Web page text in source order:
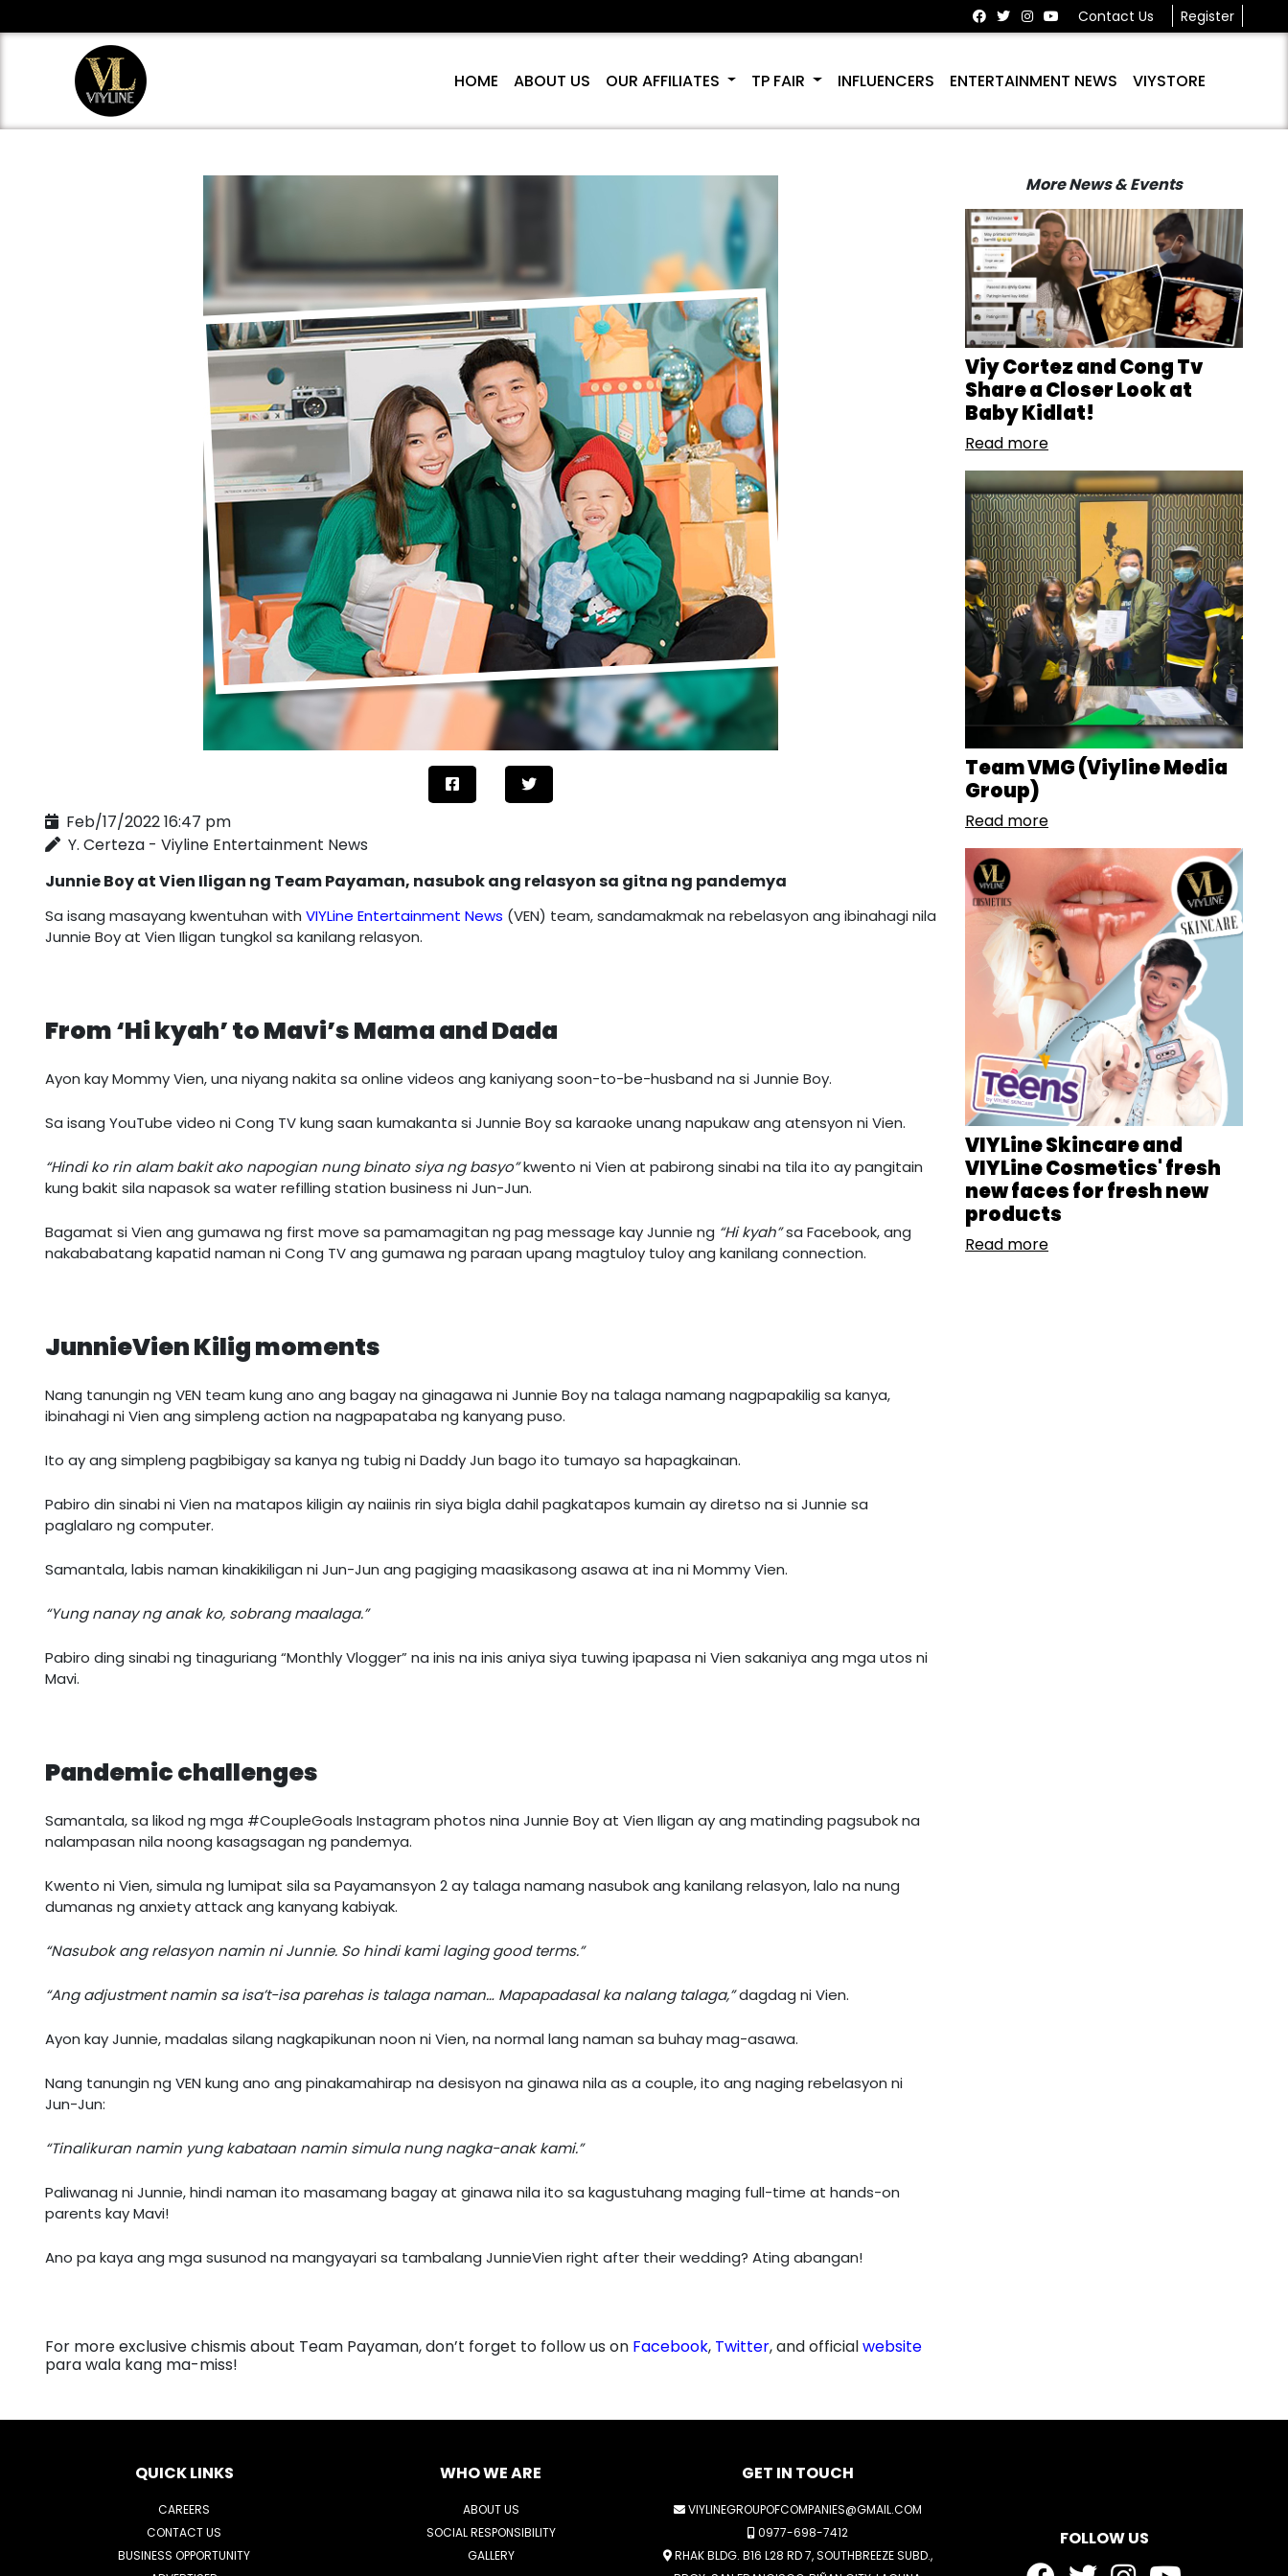
Contact Us Register
HOME ABOUT US OUR AFFILIATES TP FAIR INFLUENCERS ENTERTAINMENT NEWS VIYSTORE
Feb/17/2022 16:47 pm
Y. Certeza - Viyline Entertainment News
Junnie Boy at Vien Iligan ng Team Payaman, nasubok ang relasyon sa gitna ng pandemya
Sa isang masayang kwentuhan with VIYLine Entertainment News (VEN) team, sandamakmak na rebelasyon ang ibinahagi nila
Junnie Boy at Vien Iligan tungkol sa kanilang relasyon.
From ‘Hi kyah’ to Mavi’s Mama and Dada
Ayon kay Mommy Vien, una niyang nakita sa online videos ang kaniyang soon-to-be-husband na si Junnie Boy.
Sa isang YouTube video ni Cong TV kung saan kumakanta si Junnie Boy sa karaoke unang napukaw ang atensyon ni Vien.
“Hindi ko rin alam bakit ako napogian nung binato siya ng basyo”kwento ni Vien at pabirong sinabi na tila ito ay pangitain
kung bakit sila napasok sa water refilling station business ni Jun-Jun.
Bagamat si Vien ang gumawa ng first move sa pamamagitan ng pag message kay Junnie ng “Hi kyah”sa Facebook, ang
nakababatang kapatid naman ni Cong TV ang gumawa ng paraan upang magtuloy tuloy ang kanilang connection.
JunnieVien Kilig moments
Nang tanungin ng VEN team kung ano ang bagay na ginagawa ni Junnie Boy na talaga namang nagpapakilig sa kanya,
ibinahagi ni Vien ang simpleng action na nagpapataba ng kanyang puso.
Ito ay ang simpleng pagbibigay sa kanya ng tubig ni Daddy Jun bago ito tumayo sa hapagkainan.
Pabiro din sinabi ni Vien na matapos kiligin ay naiinis rin siya bigla dahil pagkatapos kumain ay diretso na si Junnie sa
paglalaro ng computer.
Samantala, labis naman kinakikiligan ni Jun-Jun ang pagiging maasikasong asawa at ina ni Mommy Vien.
“Yung nanay ng anak ko, sobrang maalaga.”
Pabiro ding sinabi ng tinaguriang “Monthly Vlogger” na inis na inis aniya siya tuwing ipapasa ni Vien sakaniya ang mga utos ni
Mavi.
Pandemic challenges
Samantala, sa likod ng mga #CoupleGoals Instagram photos nina Junnie Boy at Vien Iligan ay ang matinding pagsubok na
nalampasan nila noong kasagsagan ng pandemya.
Kwento ni Vien, simula ng lumipat sila sa Payamansyon 2 ay talaga namang nasubok ang kanilang relasyon, lalo na nung
dumanas ng anxiety attack ang kanyang kabiyak.
“Nasubok ang relasyon namin ni Junnie. So hindi kami laging good terms.”
“Ang adjustment namin sa isa’t-isa parehas is talaga naman… Mapapadasal ka nalang talaga,”dagdag ni Vien.
Ayon kay Junnie, madalas silang nagkapikunan noon ni Vien, na normal lang naman sa buhay mag-asawa.
Nang tanungin ng VEN kung ano ang pinakamahirap na desisyon na ginawa nila as a couple, ito ang naging rebelasyon ni
Jun-Jun:
“Tinalikuran namin yung kabataan namin simula nung nagka-anak kami.”
Paliwanag ni Junnie, hindi naman ito masamang bagay at ginawa nila ito sa kagustuhang maging full-time at hands-on
parents kay Mavi!
Ano pa kaya ang mga susunod na mangyayari sa tambalang JunnieVien right after their wedding? Ating abangan!
For more exclusive chismis about Team Payaman, don’t forget to follow us on Facebook, Twitter, and officialwebsite
para wala kang ma-miss!
More News & Events
Viy Cortez and Cong Tv
Share a Closer Look at
Baby Kidlat!
Read more
Team VMG (Viyline Media
Group)
Read more
VIYLine Skincare and
VIYLine Cosmetics' fresh
new faces for fresh new
products
Read more
QUICK LINKS
CAREERS
CONTACT US
BUSINESS OPPORTUNITY
WHO WE ARE
ABOUT US
SOCIAL RESPONSIBILITY
GALLERY
GET IN TOUCH
VIYLINEGROUPOFCOMPANIES@GMAIL.COM
0977-698-7412
RHAK BLDG. B16 L28 RD 7, SOUTHBREEZE SUBD.,
FOLLOW US